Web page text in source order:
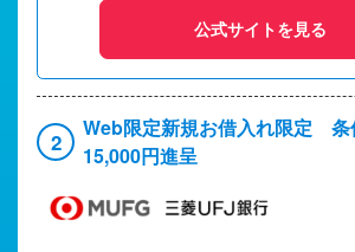
公式サイトを見る
2
Web限定新規お借入れ限定 条
15,000円進呈